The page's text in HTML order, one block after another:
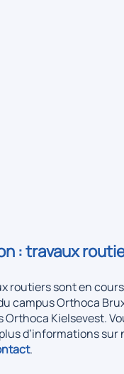
: travaux
routiers sont en
campus Orthoca
Orthoca Kielsevest.
d’informations sur
.